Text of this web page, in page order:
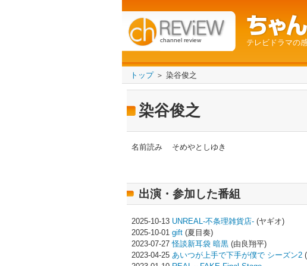
channel review テレビドラマの
トップ＞ 染谷俊之
染谷俊之
名前読み そめやとしゆき
出演・参加した番組
2025-10-13 UNREAL-不条理雑貨店- (ヤギオ)
2025-10-01 gift (夏目奏)
2023-07-27 怪談新耳袋 暗黒 (由良翔平)
2023-04-25 あいつが上手で下手が僕で シーズン2